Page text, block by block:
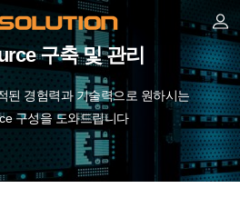
구축 및 관리
된 경험력과 기술력으로 원하시는
구성을 도와드립니다